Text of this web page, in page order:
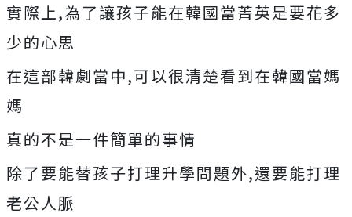
實際上,為了讓孩子能在韓國當菁英是要花多
少的心思
在這部韓劇當中,可以很清楚看到在韓國當媽
媽
真的不是一件簡單的事情
除了要能替孩子打理升學問題外,還要能打理
老公人脈